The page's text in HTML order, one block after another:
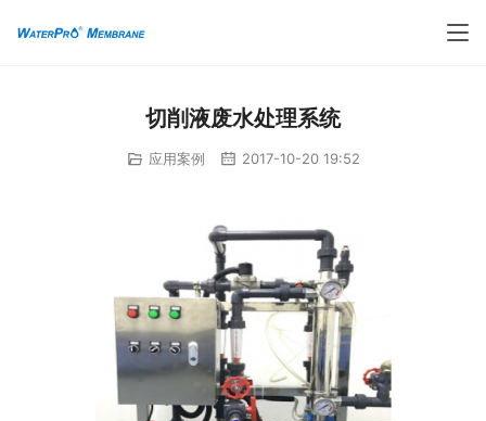
切削液废水处理系统
应用案例 2017-10-20 19:52